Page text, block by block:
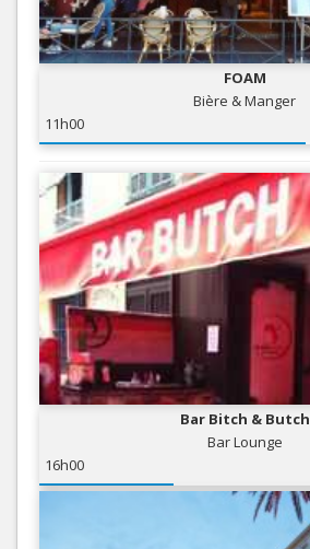
FOAM
Bière & Manger
11h00
Bar Bitch & Butch
Bar Lounge
16h00